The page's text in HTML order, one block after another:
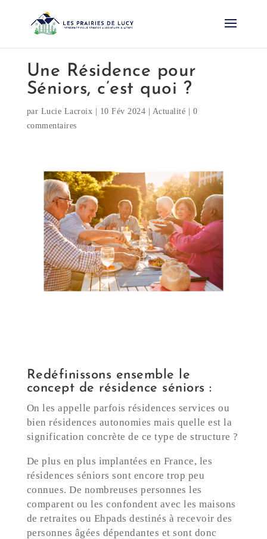
Une Résidence pour
Séniors, c’est quoi ?
par Lucie Lacroix 10 Fév 2024 Actualité
0
commentaires
Redéfinissons ensemble le
concept de résidence séniors :
On les appelle parfois résidences services ou
bien résidences autonomies mais quelle est la
signification concrète de ce type de structure ?
De plus en plus implantées en France, les
résidences séniors sont encore trop peu
connues. De nombreuses personnes les
comparent ou les confondent avec les maisons
de retraites ou Ehpads destinés à recevoir des
personnes âgées dépendantes et sont donc